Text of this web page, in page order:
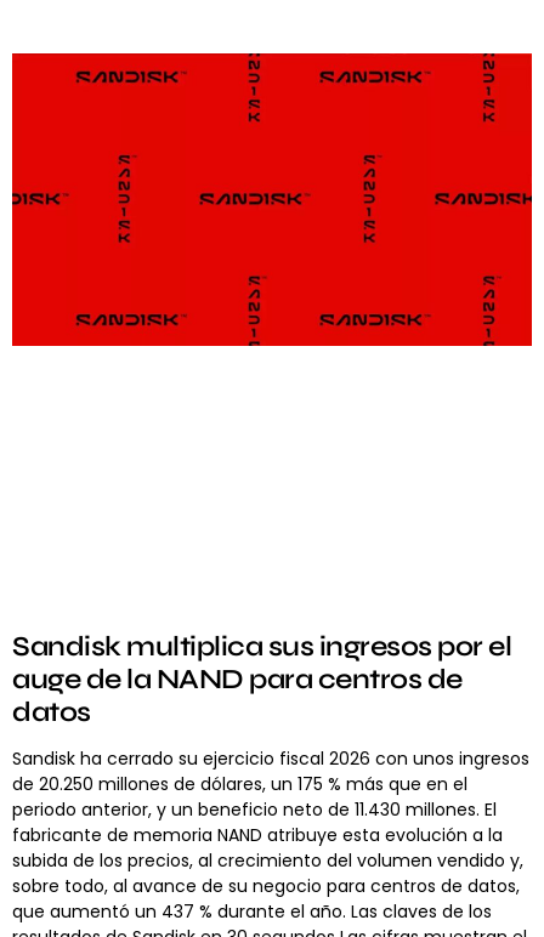
Sandisk multiplica sus ingresos por el
auge de la NAND para centros de
datos
Sandisk ha cerrado su ejercicio fiscal 2026 con unos ingresos
de 20.250 millones de dólares, un 175 % más que en el
periodo anterior, y un beneficio neto de 11.430 millones. El
fabricante de memoria NAND atribuye esta evolución a la
subida de los precios, al crecimiento del volumen vendido y,
sobre todo, al avance de su negocio para centros de datos,
que aumentó un 437 % durante el año. Las claves de los